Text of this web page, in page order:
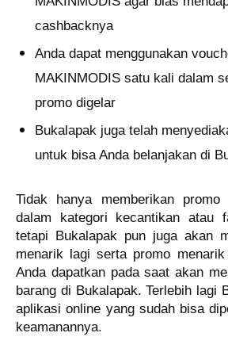
cashbacknya
Anda dapat menggunakan
MAKINMODIS satu kali dalam
promo digelar
Bukalapak juga telah
untuk bisa Anda belanjakan di
Tidak hanya memberikan promo
dalam kategori kecantikan atau
tetapi Bukalapak pun juga akan
menarik lagi serta promo
Anda dapatkan pada saat akan
barang di Bukalapak. Terlebih lagi
aplikasi online yang sudah bisa
keamanannya.